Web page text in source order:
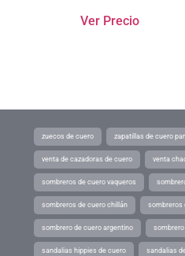
Ver Precio
zuecos de cuero zapatillas de cuero
venta de cazadoras de cuero venta
sombreros de cuero vaqueros
sombreros de cuero chillán sombreros
sombrero de cuero argentino
sandalias hippies de cuero sandalias